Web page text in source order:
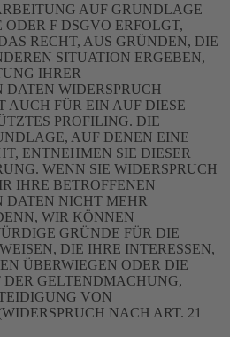
AUF GRUNDLAGE
F DSGVO ERFOLGT,
RECHT, AUS GRÜNDEN, DIE
SITUATION ERGEBEN,
IHRER
DATEN WIDERSPRUCH
AUCH FÜR EIN AUF DIESE
PROFILING. DIE
AUF DENEN EINE
ENTNEHMEN SIE DIESER
WENN SIE WIDERSPRUCH
IHRE BETROFFENEN
DATEN NICHT MEHR
WIR KÖNNEN
GRÜNDE FÜR DIE
DIE IHRE INTERESSEN,
ÜBERWIEGEN ODER DIE
GELTENDMACHUNG,
VON
NACH ART. 21